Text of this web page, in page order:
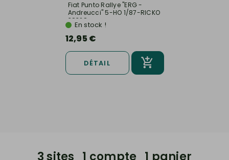
Fiat Punto Rallye "ERG -
Andreucci" 5-HO 1/87-RICKO
38328
En stock !
12,95 €
DÉTAIL
3 sites 1 compte 1 panier